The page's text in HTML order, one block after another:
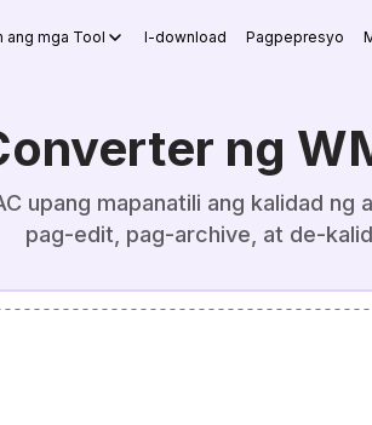
ang mga Tool I-download Pagpepresyo
ng
upang mapanatili ang kalidad
pag-edit, pag-archive, at de-